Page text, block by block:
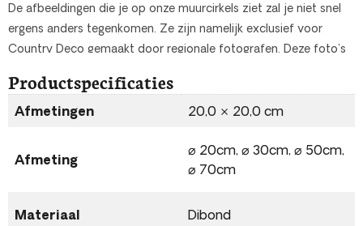
De afbeeldingen die je op onze muurcirkels ziet zal je niet snel
ergens anders tegenkomen. Ze zijn namelijk exclusief voor
Country Deco gemaakt door regionale fotografen. Deze foto’s
door Country Deco en onze verkooppunten.
WANDDECORATIE | DIBOND MUURCIRKEL
LANDELIJKE MUURCIRKELS
eenvoudig selecteren in het menu.
Productspecificaties
Afmetingen 20,0 × 20,0 cm
Afmeting
⌀ 20cm, ⌀ 30cm, ⌀ 50cm,
⌀ 70cm
Materiaal Dibond